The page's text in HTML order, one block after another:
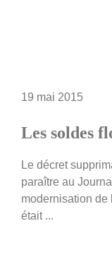
19 mai 2015
Les soldes
Le décret
paraître au
modernisation de
était ...